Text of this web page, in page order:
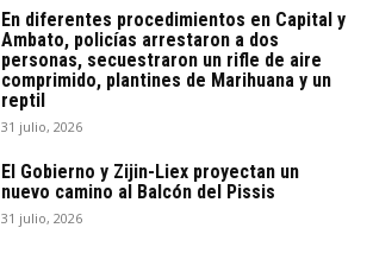
En diferentes procedimientos en Capital y
Ambato, policías arrestaron a dos
personas, secuestraron un rifle de aire
comprimido, plantines de Marihuana y un
reptil
31 julio, 2026
El Gobierno y Zijin-Liex proyectan un
nuevo camino al Balcón del Pissis
31 julio, 2026